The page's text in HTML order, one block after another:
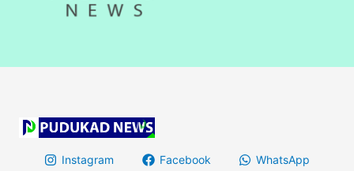
Instagram Facebook
WhatsApp